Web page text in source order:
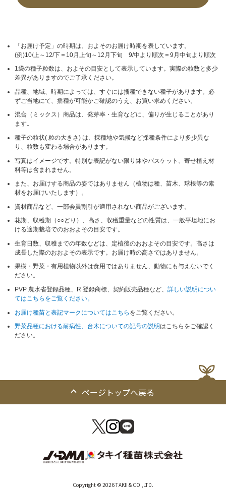
「お届け予定」の時期は、およそのお届け時期を表しています。
(例)10/上～12/下＝10月上旬～12月下旬 9/中より順次＝9月中旬より順次
1袋の種子粒数は、およその目安として表示しています。実際の粒数と多少
差異がありますのでご了承ください。
品種、地域、時期によっては、すぐには播種できない種子があります。必
ずご当地にて、播種が可能かご確認のうえ、お買い求めください。
混合（ミックス）商品は、発芽率・生育などに、偏りが生じることがあり
ます。
種子の粒状( 粒の大きさ) は、採種地や気候など採種条件により多少異な
り、粒数も変わる場合があります。
写真はイメージです。特別な表記がない限り鉢やバスケット、寄せ植え材
料等は含まれません。
また、お届けする商品の姿ではありません（植物は種、苗木、球根等の素
材をお届けいたします）。
資材商品など、一部会員割引が適用されない商品がございます。
花期、収穫期（○○どり）、高さ、収穫重量などの性質は、一般平坦地にお
ける適期栽培でのおおよその目安です。
生育日数、収穫までの年数などは、定植後のおおよその目安です。高さは
成長した際のおおよその表示です。お届け時の高さではありません。
果樹・野菜・有用植物以外は食用ではありません、動物にも与えないでく
ださい。
PVP 農水省登録品種、R 登録商標、契約販売品種など、詳しい説明につい
てはこちらをご覧ください。
お届け種苗と表記マークについてはこちら をご覧ください。
野菜品種における耐病性、台木についての記号の説明はこちらをご確認く
ださい。
ページトップへ戻る
Copyright © 2026 TAKII & CO.,LTD.